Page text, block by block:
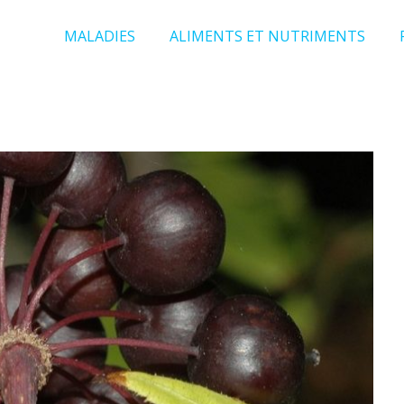
MALADIES ALIMENTS ET NUTRIMENTS